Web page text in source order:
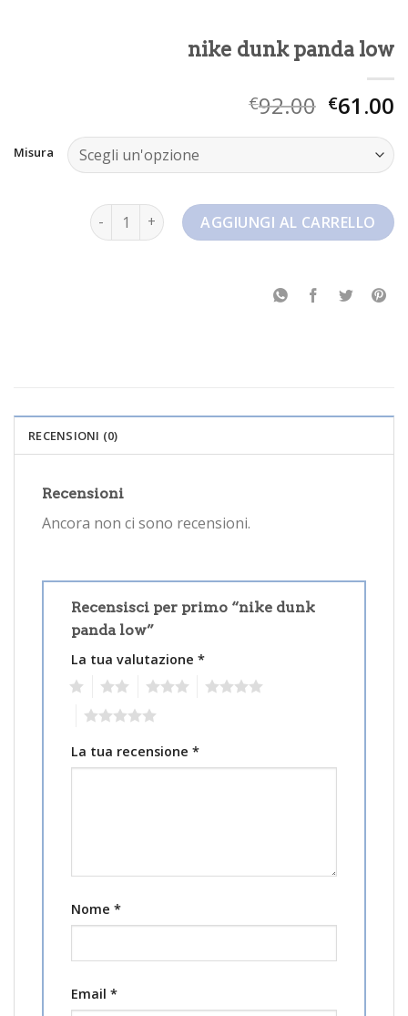
nike dunk panda low
€92.00 €61.00
Misura
nike dunk panda low quantitàAGGIUNGI AL CARRELLO
RECENSIONI (0)
Recensioni
Ancora non ci sono recensioni.
Recensisci per primo “nike dunk
panda low”
La tua valutazione *
La tua recensione *
Nome *
Email *